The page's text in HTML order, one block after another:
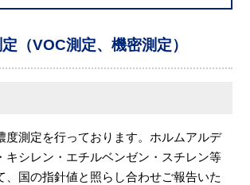
（VOC測定、機密測定）
度測定を行っております。ホルムアルデ
キシレン・エチルベンゼン・スチレン等
、国の指針値と照らし合わせご報告いた